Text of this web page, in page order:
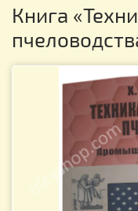
Книга